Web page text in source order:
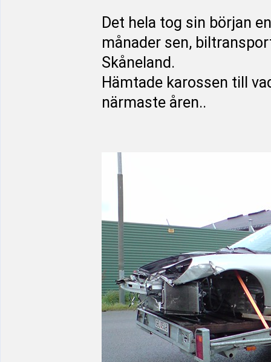
Det hela tog sin början
månader sen,
Skåneland.
Hämtade karossen till
närmaste åren..